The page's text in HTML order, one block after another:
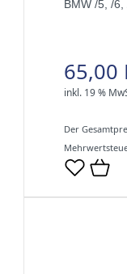
BMW /5, /
65,00
inkl. 19 %
Der